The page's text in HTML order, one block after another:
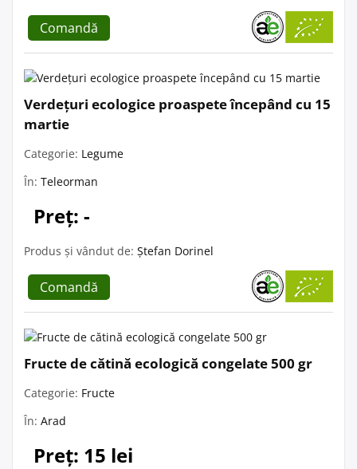
Comandă
Verdețuri ecologice proaspete începând cu 15
martie
Categorie: Legume
În: Teleorman
Preț: -
Produs și vândut de: Ștefan Dorinel
Comandă
Fructe de cătină ecologică congelate 500 gr
Categorie: Fructe
În: Arad
Preț: 15 lei